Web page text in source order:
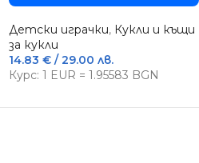
Детски играчки, Кукли и къщи
за кукли
14.83 € / 29.00 лв.
Курс: 1 EUR = 1.95583 BGN